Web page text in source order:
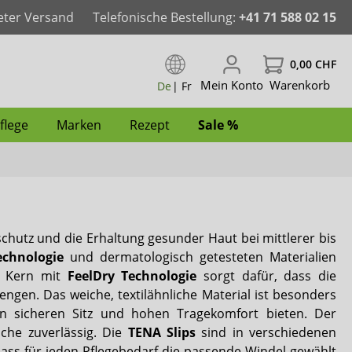
Versand Telefonische Bestellung: +41 71 588 02 15
De | Fr Mein Konto
0,00 CHF
Warenkorb
Marken Rezept Sale %
Windeln mit Folie
Fixierhosen & Netzhosen
Inkontinenz-Bademode für Frauen
Männer Inkontinenz-Bademode für Männer
Hüftprotektoren
Anti-Dekubitus
Reinigungsschaum
iD
Dailee
Janibell
und die Erhaltung gesunder Haut bei mittlerer bis
und dermatologisch getesteten Materialien
Kern mit FeelDry Technologie sorgt dafür, dass die
Das weiche, textilähnliche Material ist besonders
sicheren Sitz und hohen Tragekomfort bieten. Der
zuverlässig. Die TENA Slipssind in verschiedenen